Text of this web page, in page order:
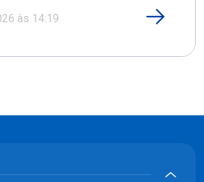
às 14:19